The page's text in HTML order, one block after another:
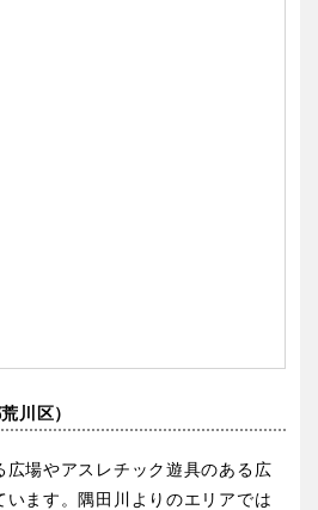
川区）
広場やアスレチック遊具のある広
ます。隅田川よりのエリアでは